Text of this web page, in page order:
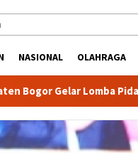
NASIONAL OLAHRAGA
Lomba Pidato “AHY